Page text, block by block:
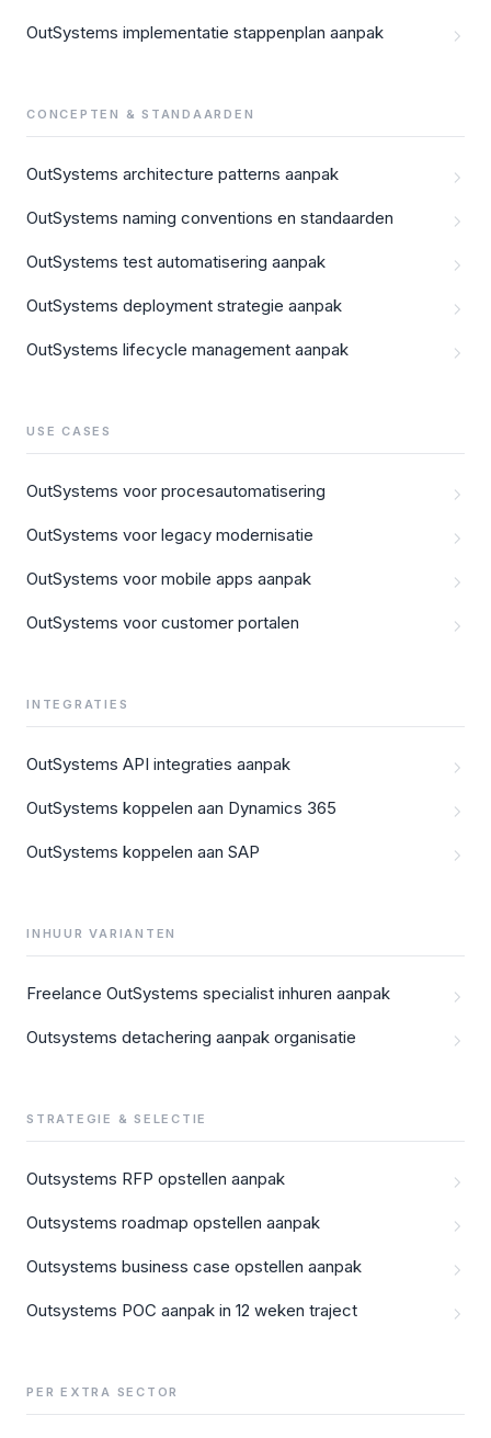
OutSystems implementatie stappenplan aanpak
CONCEPTEN & STANDAARDEN
OutSystems architecture patterns aanpak
OutSystems naming conventions en standaarden
OutSystems test automatisering aanpak
OutSystems deployment strategie aanpak
OutSystems lifecycle management aanpak
USE CASES
OutSystems voor procesautomatisering
OutSystems voor legacy modernisatie
OutSystems voor mobile apps aanpak
OutSystems voor customer portalen
INTEGRATIES
OutSystems API integraties aanpak
OutSystems koppelen aan Dynamics 365
OutSystems koppelen aan SAP
INHUUR VARIANTEN
Freelance OutSystems specialist inhuren aanpak
Outsystems detachering aanpak organisatie
STRATEGIE & SELECTIE
Outsystems RFP opstellen aanpak
Outsystems roadmap opstellen aanpak
Outsystems business case opstellen aanpak
Outsystems POC aanpak in 12 weken traject
PER EXTRA SECTOR